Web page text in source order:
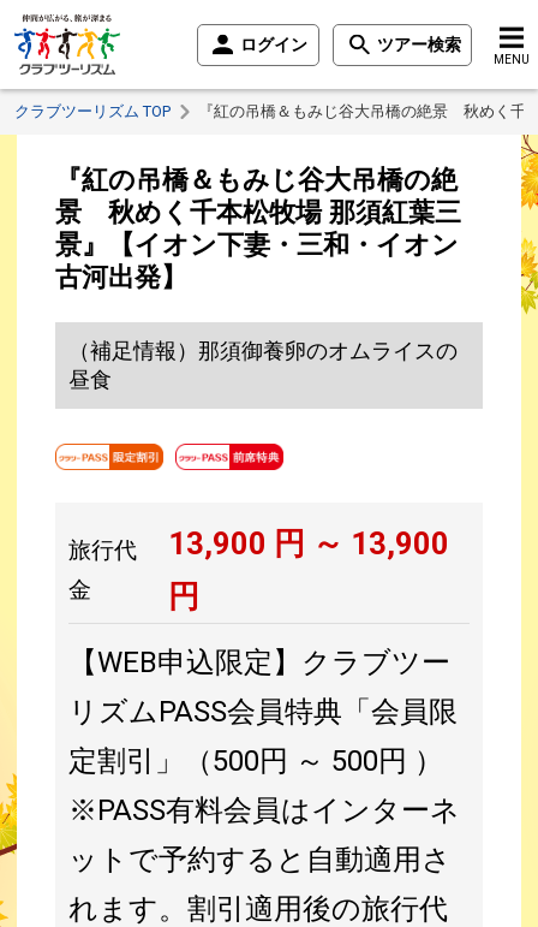
ログイン ツアー検索
MENU
クラブツーリズム TOP 『紅の吊橋＆もみじ谷大吊橋の絶景 秋めく千
『紅の吊橋＆もみじ谷大吊橋の絶
景 秋めく千本松牧場 那須紅葉三
景』【イオン下妻・三和・イオン
古河出発】
（補足情報）那須御養卵のオムライスの
昼食
旅行代
金
13,900 円 ～ 13,900
円
【WEB申込限定】クラブツー
リズムPASS会員特典「会員限
定割引」（500円 ～ 500円 ）
※PASS有料会員はインターネ
ットで予約すると自動適用さ
れます。割引適用後の旅行代